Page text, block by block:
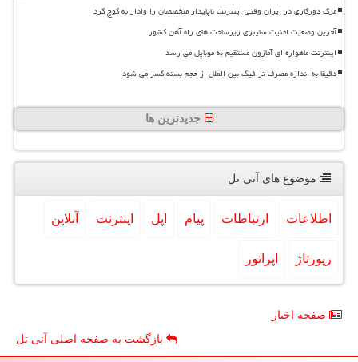
مرگ دورکاری در ایران وقتی اینترنت ناپایدار متخصصان را وادار به کوچ کرد
آخرین وضعیت امنیت سایبری زیرساخت های راه آهن کشور
اینترنت ماهواره ای آمازون مستقیم به موبایل می رسد
دقیقا به اندازه مصرف ترافیک بین الملل از حجم بسته کسر می شود
جدیدترین ها
موضوع های آنی تل
اطلاعات ارتباطات پیام اپل اینترنت آنلاین
رپورتاژ اپراتور
صفحه اخبار
بازگشت به صفحه اصلی آنی تل